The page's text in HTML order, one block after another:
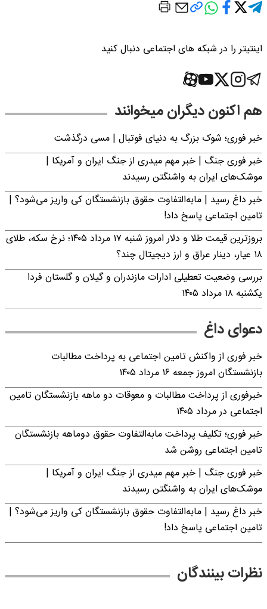
اینتیتر را در شبکه های اجتماعی دنبال کنید
هم اکنون دیگران میخوانند
خبر فوری؛‌ شوک بزرگ به دنیای فوتبال | مسی درگذشت
خبر فوری جنگ | خبر مهم میدری از جنگ ایران و آمریکا |
موشک‌های ایران به واشنگتن رسیدند
خبر داغ رسید | مابه‌التفاوت حقوق بازنشستگان کی واریز می‌شود؟ |
تامین اجتماعی پاسخ داد!
بروزترین قیمت طلا و دلار امروز شنبه ۱۷ مرداد ۱۴۰۵؛ نرخ سکه، طلای
۱۸ عیار، دینار عراق و ارز دیجیتال چند؟
بررسی وضعیت تعطیلی ادارات مازندران و گیلان و گلستان فردا
یکشنبه ۱۸ مرداد ۱۴۰۵
دعوای داغ
خبر فوری از واکنش تامین اجتماعی به پرداخت مطالبات
بازنشستگان امروز جمعه ۱۶ مرداد ۱۴۰۵
خبرفوری از پرداخت مطالبات و معوقات دو ماهه بازنشستگان تامین
اجتماعی در مرداد ۱۴۰۵
خبر فوری؛ تکلیف پرداخت مابه‌التفاوت حقوق دوماهه بازنشستگان
تامین اجتماعی روشن شد
خبر فوری جنگ | خبر مهم میدری از جنگ ایران و آمریکا |
موشک‌های ایران به واشنگتن رسیدند
خبر داغ رسید | مابه‌التفاوت حقوق بازنشستگان کی واریز می‌شود؟ |
تامین اجتماعی پاسخ داد!
نظرات بینندگان